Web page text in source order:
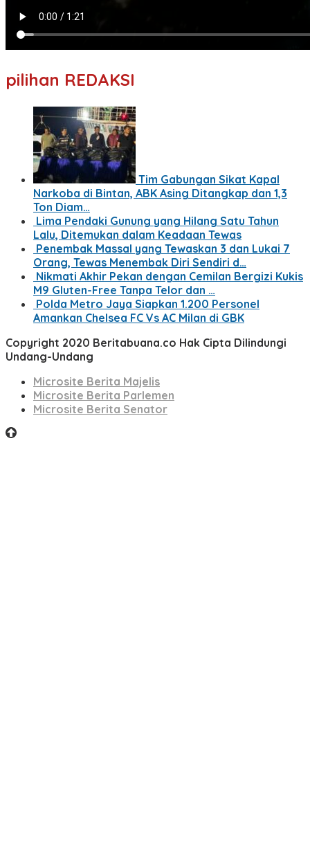
pilihan REDAKSI
Tim Gabungan Sikat Kapal
Narkoba di Bintan, ABK Asing Ditangkap dan 1,3
Ton Diam…
Lima Pendaki Gunung yang Hilang Satu Tahun
Lalu, Ditemukan dalam Keadaan Tewas
Penembak Massal yang Tewaskan 3 dan Lukai 7
Orang, Tewas Menembak Diri Sendiri d…
Nikmati Akhir Pekan dengan Cemilan Bergizi Kukis
M9 Gluten-Free Tanpa Telor dan …
Polda Metro Jaya Siapkan 1.200 Personel
Amankan Chelsea FC Vs AC Milan di GBK
Copyright 2020 Beritabuana.co Hak Cipta Dilindungi
Undang-Undang
Microsite Berita Majelis
Microsite Berita Parlemen
Microsite Berita Senator